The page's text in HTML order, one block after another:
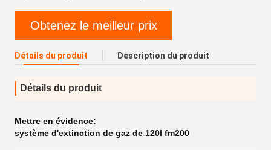
Obtenez le meilleur prix
Détails du produit Description du produit
Détails du produit
Mettre en évidence:
système d'extinction de gaz de 120l fm200